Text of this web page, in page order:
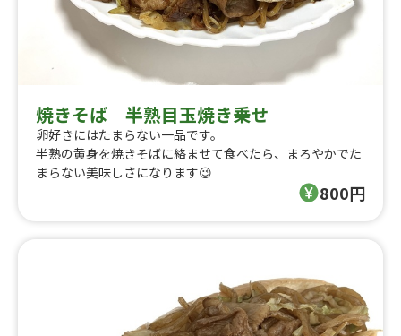
焼きそば 半熟目玉焼き乗せ
卵好きにはたまらない一品です。
半熟の黄身を焼きそばに絡ませて食べたら、まろやかでた
まらない美味しさになります😉
800円